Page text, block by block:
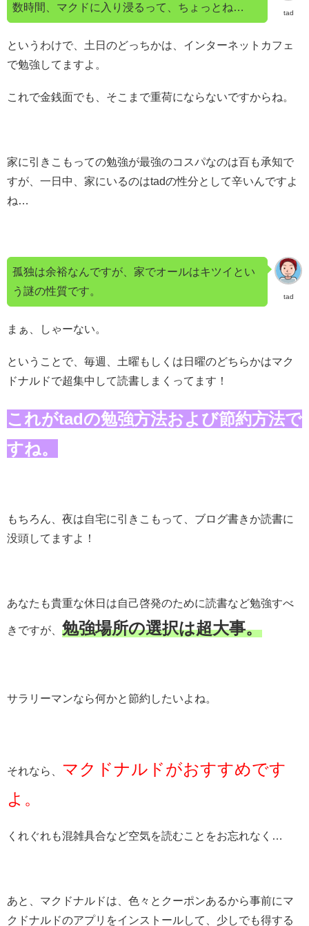
tad
数時間、マクドに入り浸るって、ちょっとね…
というわけで、土日のどっちかは、インターネットカフェ
で勉強してますよ。
これで金銭面でも、そこまで重荷にならないですからね。
家に引きこもっての勉強が最強のコスパなのは百も承知で
すが、一日中、家にいるのはtadの性分として辛いんですよ
ね…
tad
孤独は余裕なんですが、家でオールはキツイとい
う謎の性質です。
まぁ、しゃーない。
ということで、毎週、土曜もしくは日曜のどちらかはマク
ドナルドで超集中して読書しまくってます！
これがtadの勉強方法および節約方法で
すね。
もちろん、夜は自宅に引きこもって、ブログ書きか読書に
没頭してますよ！
あなたも貴重な休日は自己啓発のために読書など勉強すべ
きですが、 勉強場所の選択は超大事。
サラリーマンなら何かと節約したいよね。
それなら、 マクドナルドがおすすめです
よ。
くれぐれも混雑具合など空気を読むことをお忘れなく…
あと、マクドナルドは、色々とクーポンあるから事前にマ
クドナルドのアプリをインストールして、少しでも得する